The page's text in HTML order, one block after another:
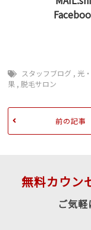
スタッフブログ , 光
果 ,脱毛サロン
前の記事
無料カウン
ご気